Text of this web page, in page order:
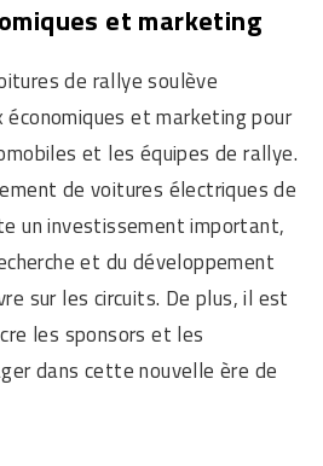
et marketing
de rallye soulève
et marketing pour
et les équipes de rallye.
de voitures électriques de
un investissement important,
et du développement
sur les circuits. De plus, il est
les sponsors et les
dans cette nouvelle ère de